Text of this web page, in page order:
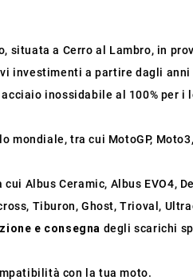
a Cerro al Lambro, in
a partire dagli
inossidabile al 100% per i
tra cui MotoGP,
cui Albus Ceramic, Albus EVO4,
Tiburon, Ghost, Trioval,
e consegna degli scarichi
con la tua moto.